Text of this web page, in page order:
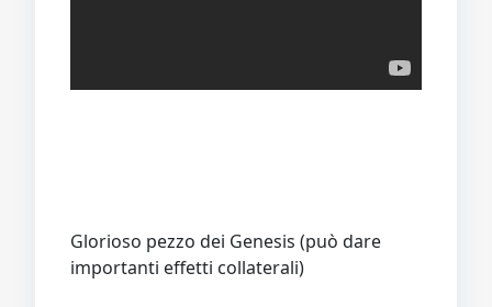
Glorioso pezzo dei Genesis (può dare
importanti effetti collaterali)